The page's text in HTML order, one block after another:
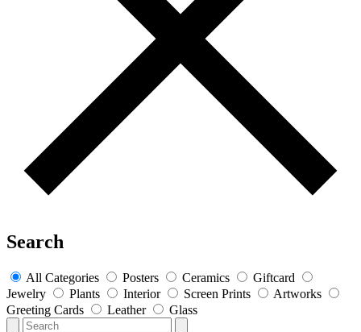
Search
All Categories Posters Ceramics
Giftcard
Jewelry
Plants Interior Screen Prints
Artworks
Greeting Cards
Leather Glass